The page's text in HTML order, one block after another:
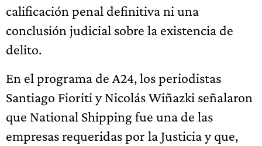
calificación penal definitiva ni una
conclusión judicial sobre la existencia de
delito.
En el programa de A24, los periodistas
Santiago Fioriti y Nicolás Wiñazki señalaron
que National Shipping fue una de las
empresas requeridas por la Justicia y que,